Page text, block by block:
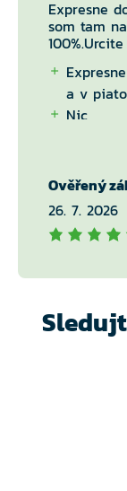
Expresne
som tam
a v
Nic
Ověřený
26. 7. 2026